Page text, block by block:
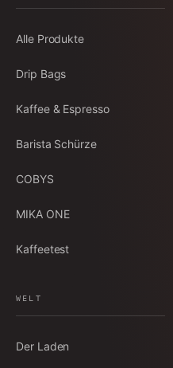
Alle Produkte
Drip Bags
Kaffee & Espresso
Barista Schürze
COBYS
MIKA ONE
Kaffeetest
WELT
Der Laden